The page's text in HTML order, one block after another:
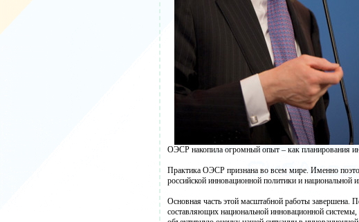
ОЭСР накопила огромный опыт – как планирования
Практика ОЭСР признана во всем мире. Именно
российской инновационной политики и
Основная часть этой масштабной работы завершена.
составляющих национальной инновационной